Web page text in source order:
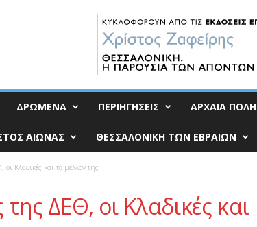
ΔΡΩΜΕΝΑ ΠΕΡΙΗΓΗΣΕΙΣ ΑΡΧΑΙΑ ΠΟΛΗ
ΑΙΩΝΑΣ ΘΕΣΣΑΛΟΝΙΚΗ ΤΩΝ ΕΒΡΑΙΩΝ
Κλαδικές και το μέλλον της
ΔΕΘ, οι Κλαδικές και